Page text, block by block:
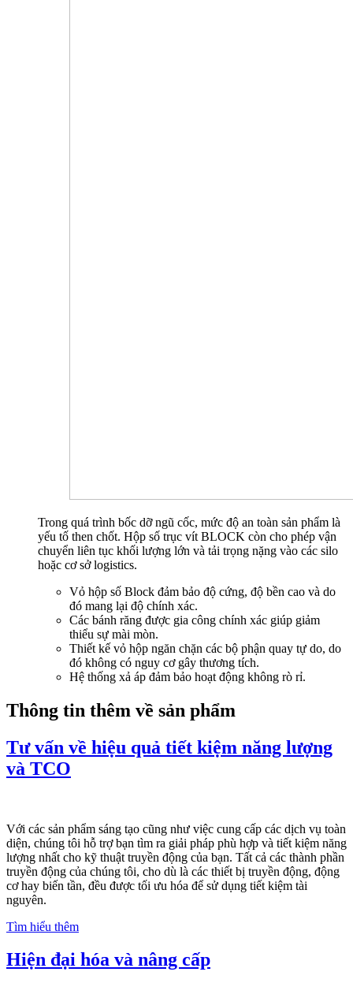
Trong quá trình bốc dỡ ngũ cốc, mức độ an toàn sản phẩm là
yếu tố then chốt. Hộp số trục vít BLOCK còn cho phép vận
chuyển liên tục khối lượng lớn và tải trọng nặng vào các silo
hoặc cơ sở logistics.
Vỏ hộp số Block đảm bảo độ cứng, độ bền cao và do
đó mang lại độ chính xác.
Các bánh răng được gia công chính xác giúp giảm
thiểu sự mài mòn.
Thiết kế vỏ hộp ngăn chặn các bộ phận quay tự do, do
đó không có nguy cơ gây thương tích.
Hệ thống xả áp đảm bảo hoạt động không rò rỉ.
Thông tin thêm về sản phẩm
Tư vấn về hiệu quả tiết kiệm năng lượng
và TCO
Với các sản phẩm sáng tạo cũng như việc cung cấp các dịch vụ toàn
diện, chúng tôi hỗ trợ bạn tìm ra giải pháp phù hợp và tiết kiệm năng
lượng nhất cho kỹ thuật truyền động của bạn. Tất cả các thành phần
truyền động của chúng tôi, cho dù là các thiết bị truyền động, động
cơ hay biến tần, đều được tối ưu hóa để sử dụng tiết kiệm tài
nguyên.
Tìm hiểu thêm
Hiện đại hóa và nâng cấp